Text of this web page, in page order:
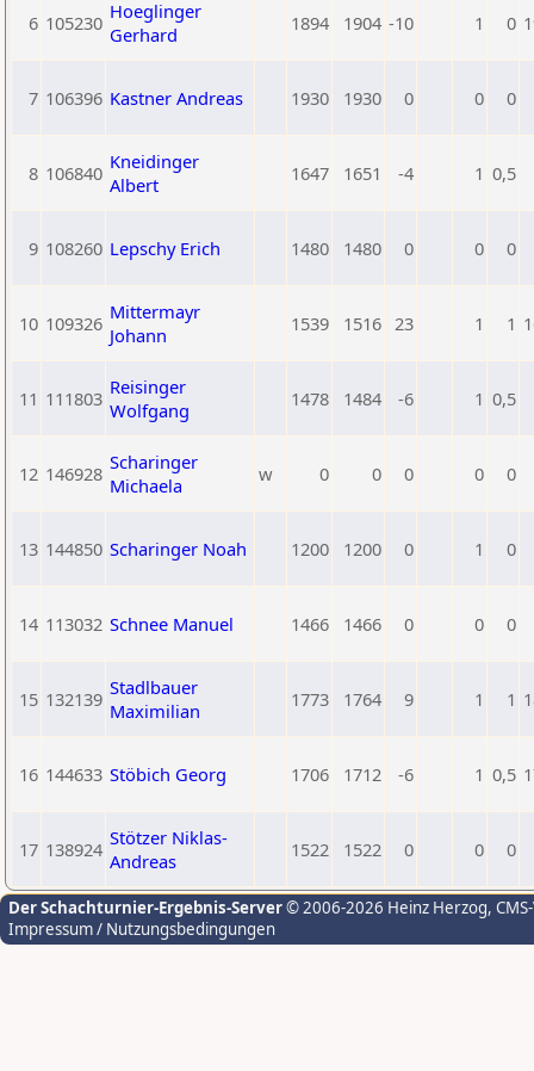
6 105230 Hoeglinger
Gerhard
1894 1904 -10 1 0
7 106396 Kastner Andreas 1930 1930 0 0 0
8 106840 Kneidinger
Albert
1647 1651 -4 1 0,5
9 108260 Lepschy Erich 1480 1480 0 0 0
10 109326 Mittermayr
Johann
1539 1516 23 1 1
11 111803 Reisinger
Wolfgang
1478 1484 -6 1 0,5
12 146928 Scharinger
Michaela
w 0 0 0 0 0
13 144850 Scharinger Noah 1200 1200 0 1 0
14 113032 Schnee Manuel 1466 1466 0 0 0
15 132139 Stadlbauer
Maximilian
1773 1764 9 1 1
16 144633 Stöbich Georg 1706 1712 -6 1 0,5
17 138924 Stötzer Niklas-
Andreas
1522 1522 0 0 0
Der Schachturnier-Ergebnis-Server© 2006-2026 Heinz Herzog,
Impressum / Nutzungsbedingungen